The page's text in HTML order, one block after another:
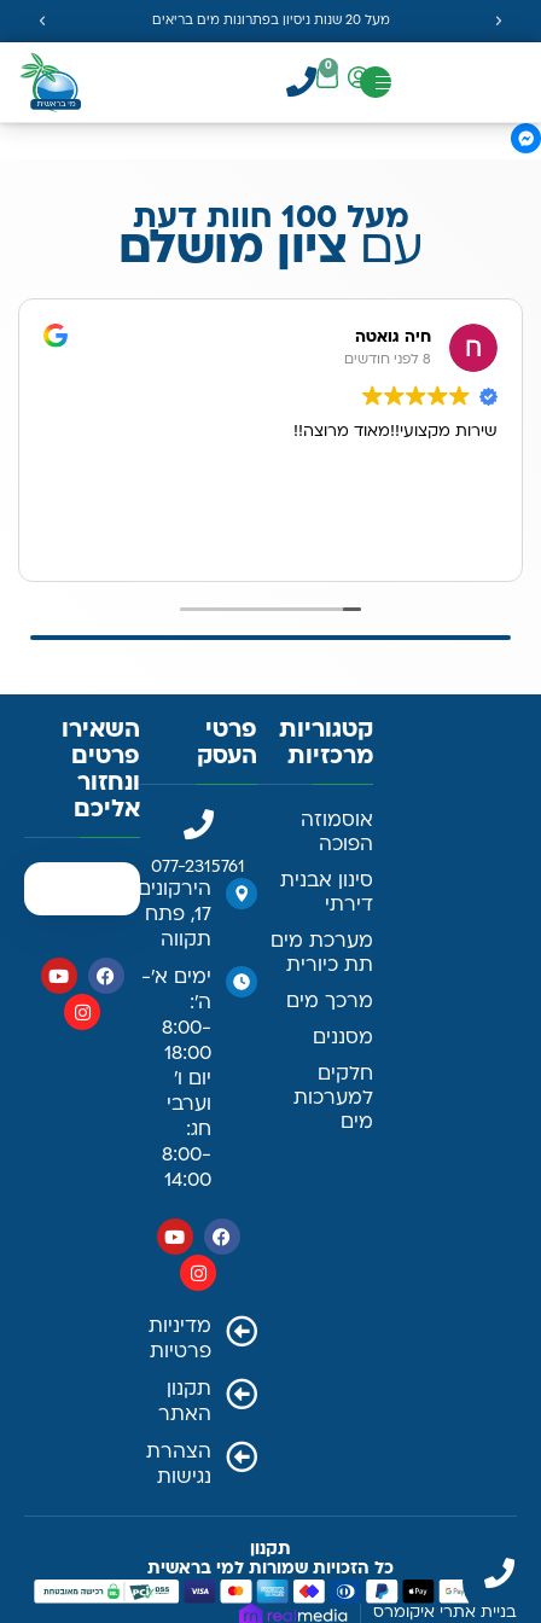
מעל 20 שנות ניסיון בפתרונות מים בריאים
0
מעל 100 חוות דעת
עםציון מושלם
חיה גואטה
8 לפני חודשים
שירות מקצועי!!מאוד מרוצה!!
קטגוריות
מרכזיות
אוסמוזה
הפוכה
סינון אבנית
דירתי
מערכת מים
תת כיורית
מרכך מים
מסננים
חלקים
למערכות
מים
פרטי
העסק
077-2315761
הירקונים
17, פתח
תקווה
ימים א׳-
ה׳:
8:00-
18:00
יום ו׳
וערבי
חג:
8:00-
14:00
מדיניות
פרטיות
תקנון
האתר
הצהרת
נגישות
השאירו
פרטים
ונחזור
אליכם
תקנון
כל הזכויות שמורות למי בראשית
בניית אתרי איקומרס